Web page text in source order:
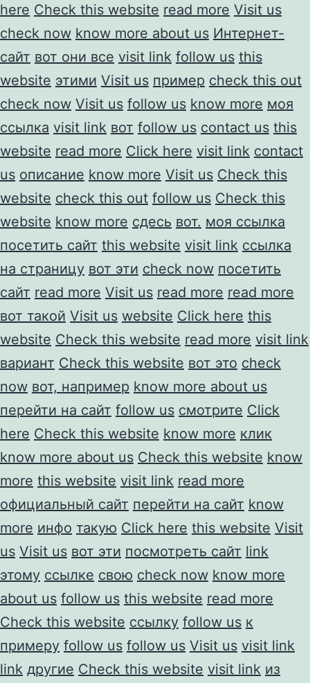
here Check this website read more Visit us
check now know more about us Интернет-
сайт вот они все visit link follow us this
website этими Visit us пример check this out
check now Visit us follow us know more моя
ссылка visit link вот follow us contact us this
website read more Click here visit link contact
us описание know more Visit us Check this
website check this out follow us Check this
website know more сдесь вот. моя ссылка
посетить сайт this website visit link ссылка
на страницу вот эти check now посетить
сайт read more Visit us read more read more
вот такой Visit us website Click here this
website Check this website read more visit link
вариант Check this website вот это check
now вот, например know more about us
перейти на сайт follow us смотрите Click
here Check this website know more клик
know more about us Check this website know
more this website visit link read more
официальный сайт перейти на сайт know
more инфо такую Click here this website Visit
us Visit us вот эти посмотреть сайт link
этому ссылке свою check now know more
about us follow us this website read more
Check this website ссылку follow us к
примеру follow us follow us Visit us visit link
link другие Check this website visit link из